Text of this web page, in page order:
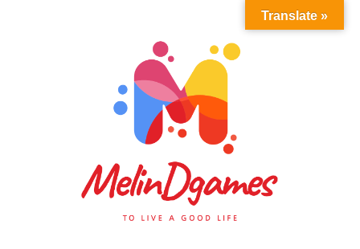
Translate »